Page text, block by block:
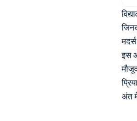
इस
अंत